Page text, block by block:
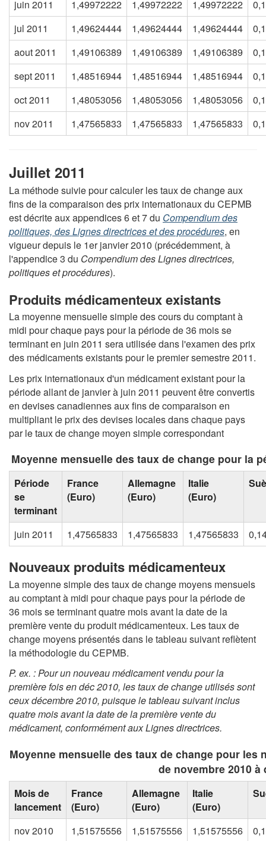
juin 2011 1,49972222 1,49972222 1,49972222
jul 2011
1,49624444 1,49624444 1,49624444
aout 2011
1,49106389 1,49106389 1,49106389
sept 2011
1,48516944 1,48516944 1,48516944
oct 2011
1,48053056 1,48053056 1,48053056
nov 2011
1,47565833 1,47565833 1,47565833
Juillet 2011
La méthode suivie pour calculer les taux de change aux
fins de la comparaison des prix internationaux du CEPMB
est décrite aux appendices 6 et 7 du Compendium des
politiques, des Lignes directrices et des procédures, en
vigueur depuis le 1er janvier 2010 (précédemment, à
l'appendice 3 du Compendium des Lignes directrices,
politiques et procédures).
Produits médicamenteux existants
La moyenne mensuelle simple des cours du comptant à
midi pour chaque pays pour la période de 36 mois se
terminant en juin 2011 sera utilisée dans l'examen des prix
des médicaments existants pour le premier semestre 2011.
Les prix internationaux d'un médicament existant pour la
période allant de janvier à juin 2011 peuvent être convertis
en devises canadiennes aux fins de comparaison en
multipliant le prix des devises locales dans chaque pays
par le taux de change moyen simple correspondant
Moyenne mensuelle des taux de change pour la
Période
se
terminant
France
(Euro)
Allemagne
(Euro)
Italie
(Euro)
juin 2011 1,47565833 1,47565833 1,47565833
Nouveaux produits médicamenteux
La moyenne simple des taux de change moyens mensuels
au comptant à midi pour chaque pays pour la période de
36 mois se terminant quatre mois avant la date de la
première vente du produit médicamenteux. Les taux de
change moyens présentés dans le tableau suivant reflètent
la méthodologie du CEPMB.
P. ex. : Pour un nouveau médicament vendu pour la
première fois en déc 2010, les taux de change utilisés sont
ceuxdécembre 2010, puisque le tableau suivant inclus
quatre mois avant la date de la première vente du
médicament, conformément aux Lignes directrices.
Moyenne mensuelle des taux de change pour les
de novembre 2010 à
Mois de
lancement
France
(Euro)
Allemagne
(Euro)
Italie
(Euro)
nov 2010 1,51575556 1,51575556 1,51575556